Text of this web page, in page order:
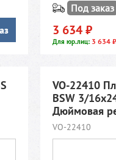
Под заказ
3 634 ₽
Для юр.лиц: 3 634 ₽
VO-22410
BSW 3/
Дюймовая
VO-22410